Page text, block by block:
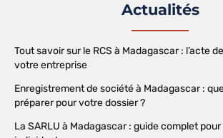
Actualités
Tout savoir sur le RCS à Madagascar : l’acte
votre entreprise
Enregistrement de société à Madagascar :
préparer pour votre dossier ?
La SARLU à Madagascar : guide complet pour